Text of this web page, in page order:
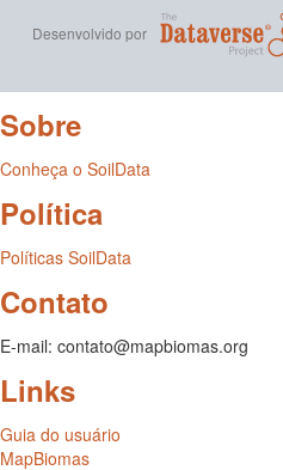
Desenvolvido por
Sobre
Conheça o SoilData
Política
Políticas SoilData
Contato
E-mail: contato@mapbiomas.org
Links
Guia do usuário
MapBiomas